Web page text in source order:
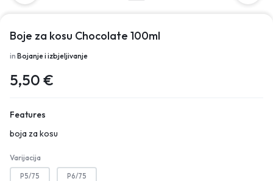
Boje za kosu Chocolate 100ml
in Bojanje i izbjeljivanje
5,50 €
Features
boja za kosu
Varijacija
P5/75 P6/75